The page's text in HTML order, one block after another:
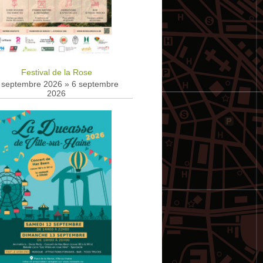
Festival de la Rose
2026 » 6 septembre
2026